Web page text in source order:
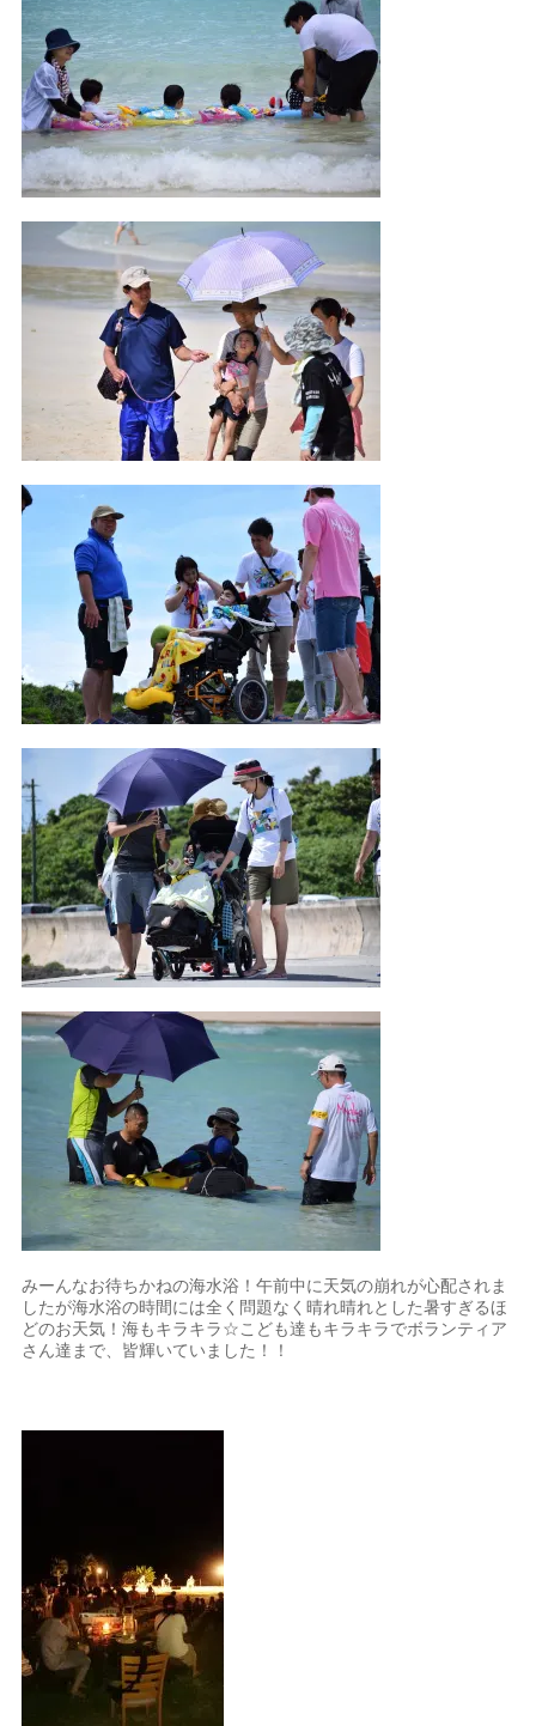
みーんなお待ちかねの海水浴！午前中に天気の崩れが心配されま
したが海水浴の時間には全く問題なく晴れ晴れとした暑すぎるほ
どのお天気！海もキラキラ☆こども達もキラキラでボランティア
さん達まで、皆輝いていました！！